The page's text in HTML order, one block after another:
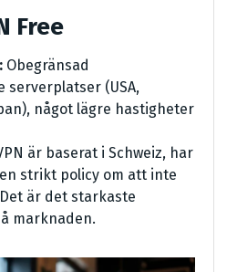
Free
Obegränsad
serverplatser (USA,
något lägre hastigheter
är baserat i Schweiz, har
strikt policy om att inte
är det starkaste
marknaden.